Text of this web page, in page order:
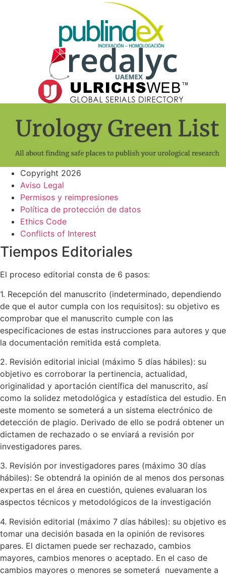
Copyright 2026
Aviso Legal
Permisos y reimpresiones
Política de protección de datos
Ethics Code
Conflicts of Interest
Tiempos Editoriales
El proceso editorial consta de 6 pasos:
1. Recepción del manuscrito (indeterminado, dependiendo
de que el autor cumpla con los requisitos): su objetivo es
comprobar que el manuscrito cumple con las
especificaciones de estas instrucciones para autores y que
la documentación remitida está completa.
2. Revisión editorial inicial (máximo 5 días hábiles): su
objetivo es corroborar la pertinencia, actualidad,
originalidad y aportación científica del manuscrito, así
como la solidez metodológica y estadística del estudio. En
este momento se someterá a un sistema electrónico de
detección de plagio. Derivado de ello se podrá obtener un
dictamen de rechazado o se enviará a revisión por
investigadores pares.
3. Revisión por investigadores pares (máximo 30 días
hábiles): Se obtendrá la opinión de al menos dos personas
expertas en el área en cuestión, quienes evaluaran los
aspectos técnicos y metodológicos de la investigación
4. Revisión editorial (máximo 7 días hábiles): su objetivo es
tomar una decisión basada en la opinión de revisores
pares. El dictamen puede ser rechazado, cambios
mayores, cambios menores o aceptado. En el caso de
cambios mayores o menores se someterá nuevamente a